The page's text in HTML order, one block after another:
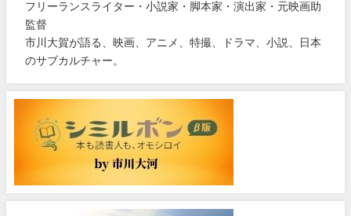
フリーランスライター・小説家・脚本家・演出家・元映画助
監督
市川大賀が語る、映画、アニメ、特撮、ドラマ、小説、日本
のサブカルチャー。